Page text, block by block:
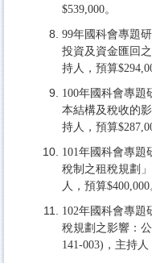
$539,000。
99年國科會專題
投資及資金匯回
持人，預算
100年國科會專題
本結構及稅收的
持人，預算
101年國科會專題
稅制之租稅規劃
人，預算$400,000
102年國科會專題
稅規劃之影響：
141-003)，主持人